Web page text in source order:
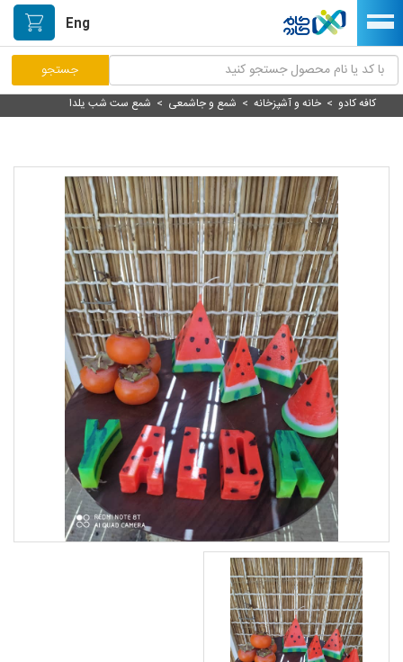
Eng
مرکز پاسخگویی مشتریان
نصب اپلیکیشن اندرویدی
صفحه اصلی
پیگیری سفارشات
دسته بندی محصولات
خیابان هنر/بازار دستآفریده ها
حمایت از تولیدکنندگان
محصولات تازه رسیده
ورود به پنل تامین کنندگان
ورود به پنل همکاران فروش
سوالات متداول
درباره ما
کافه کادو > خانه و آشپزخانه > شمع و جاشمعی > شمع ست شب یلدا